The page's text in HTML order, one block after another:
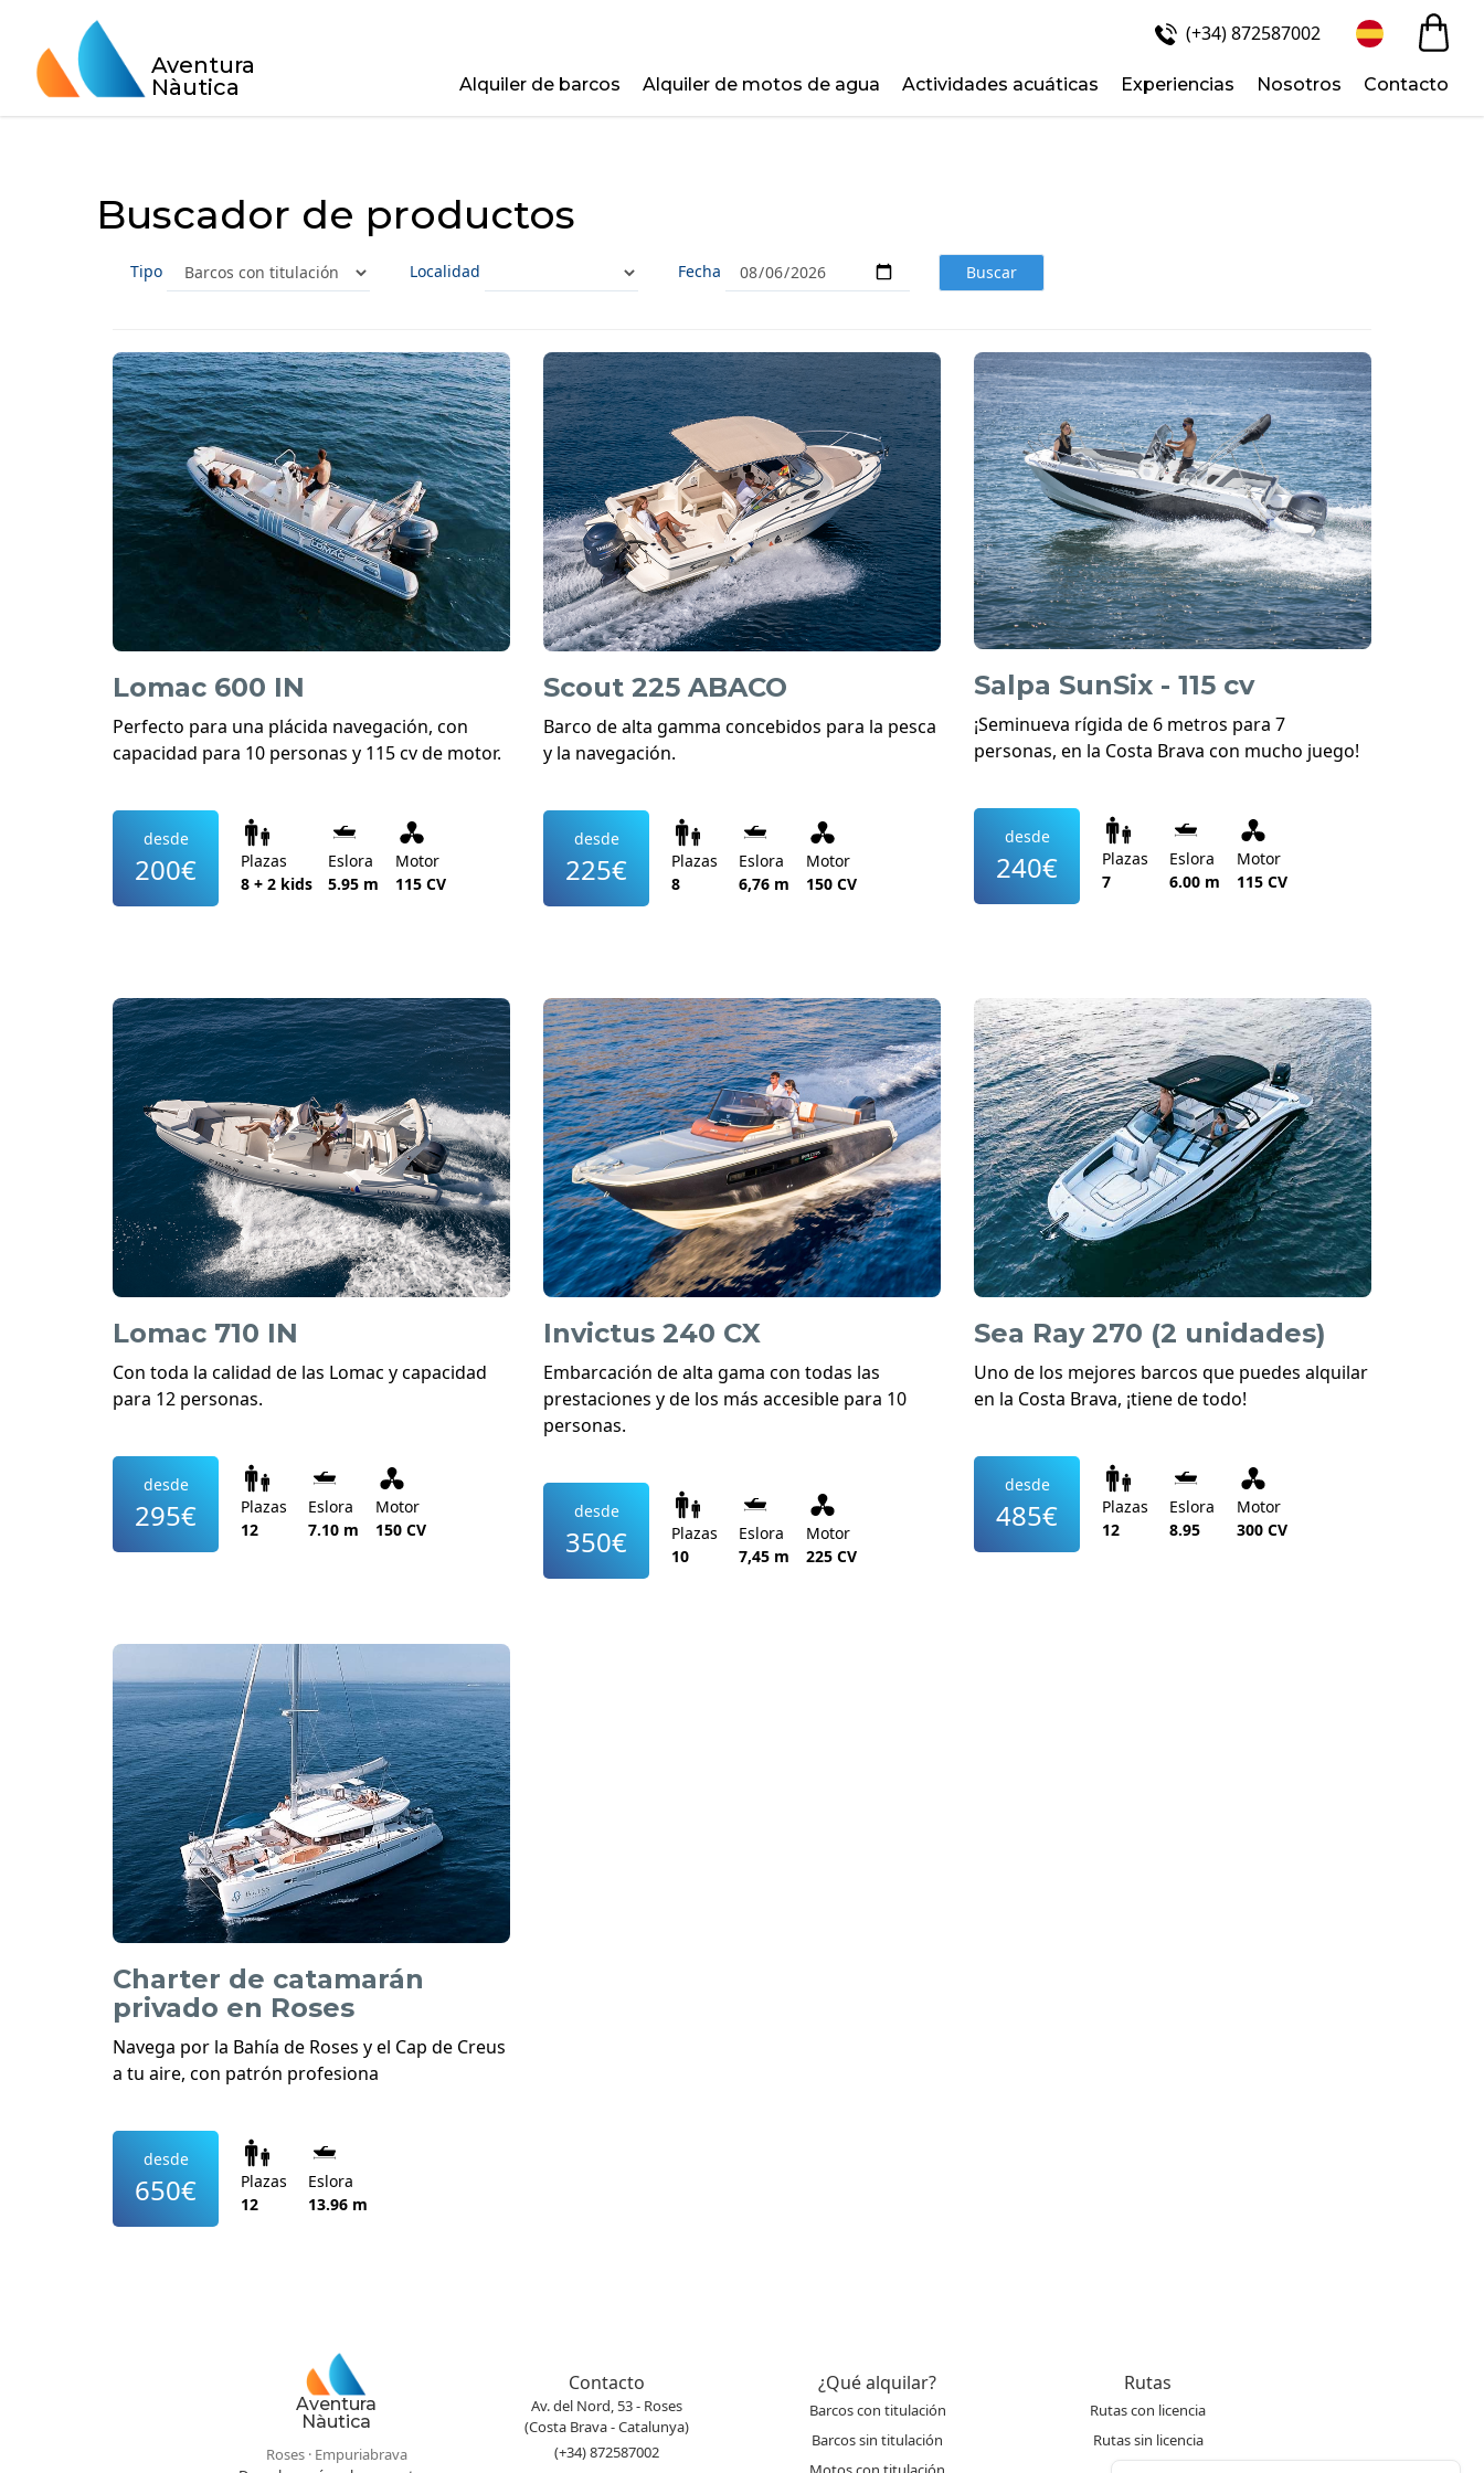
Aventura
Nàutica
(+34) 872587002
Alquiler de barcos Alquiler de motos de agua Actividades acuáticas Experiencias Nosotros Contacto
Buscador de productos
Tipo Localidad Fecha Buscar
Lomac 600 IN
Perfecto para una plácida navegación, con
capacidad para 10 personas y 115 cv de motor.
desde
200€
Plazas
8 + 2 kids
Eslora
5.95 m
Motor
115 CV
Scout 225 ABACO
Barco de alta gamma concebidos para la pesca
y la navegación.
desde
225€
Plazas
8
Eslora
6,76 m
Motor
150 CV
Salpa SunSix - 115 cv
¡Seminueva rígida de 6 metros para 7
personas, en la Costa Brava con mucho juego!
desde
240€
Plazas
7
Eslora
6.00 m
Motor
115 CV
Lomac 710 IN
Con toda la calidad de las Lomac y capacidad
para 12 personas.
desde
295€
Plazas
12
Eslora
7.10 m
Motor
150 CV
Invictus 240 CX
Embarcación de alta gama con todas las
prestaciones y de los más accesible para 10
personas.
desde
350€
Plazas
10
Eslora
7,45 m
Motor
225 CV
Sea Ray 270 (2 unidades)
Uno de los mejores barcos que puedes alquilar
en la Costa Brava, ¡tiene de todo!
desde
485€
Plazas
12
Eslora
8.95
Motor
300 CV
Charter de catamarán
privado en Roses
Navega por la Bahía de Roses y el Cap de Creus
a tu aire, con patrón profesiona
desde
650€
Plazas
12
Eslora
13.96 m
Aventura
Nàutica
Roses · Empuriabrava
Contacto
Av. del Nord, 53 - Roses
(Costa Brava - Catalunya)
(+34) 872587002
¿Qué alquilar?
Barcos con titulación
Barcos sin titulación
Rutas
Rutas con licencia
Rutas sin licencia